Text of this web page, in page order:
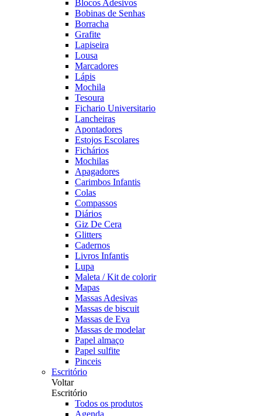
Blocos Adesivos
Bobinas de Senhas
Borracha
Grafite
Lapiseira
Lousa
Marcadores
Lápis
Mochila
Tesoura
Fichario Universitario
Lancheiras
Apontadores
Estojos Escolares
Fichários
Mochilas
Apagadores
Carimbos Infantis
Colas
Compassos
Diários
Giz De Cera
Glitters
Cadernos
Livros Infantis
Lupa
Maleta / Kit de colorir
Mapas
Massas Adesivas
Massas de biscuit
Massas de Eva
Massas de modelar
Papel almaço
Papel sulfite
Pinceis
Escritório
Voltar
Escritório
Todos os produtos
Agenda